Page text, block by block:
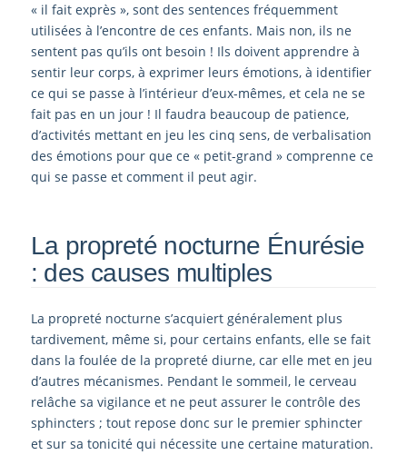
« il fait exprès », sont des sentences fréquemment
utilisées à l’encontre de ces enfants. Mais non, ils ne
sentent pas qu’ils ont besoin ! Ils doivent apprendre à
sentir leur corps, à exprimer leurs émotions, à identifier
ce qui se passe à l’intérieur d’eux-mêmes, et cela ne se
fait pas en un jour ! Il faudra beaucoup de patience,
d’activités mettant en jeu les cinq sens, de verbalisation
des émotions pour que ce « petit-grand » comprenne ce
qui se passe et comment il peut agir.
La propreté nocturne Énurésie
: des causes multiples
La propreté nocturne s’acquiert généralement plus
tardivement, même si, pour certains enfants, elle se fait
dans la foulée de la propreté diurne, car elle met en jeu
d’autres mécanismes. Pendant le sommeil, le cerveau
relâche sa vigilance et ne peut assurer le contrôle des
sphincters ; tout repose donc sur le premier sphincter
et sur sa tonicité qui nécessite une certaine maturation.